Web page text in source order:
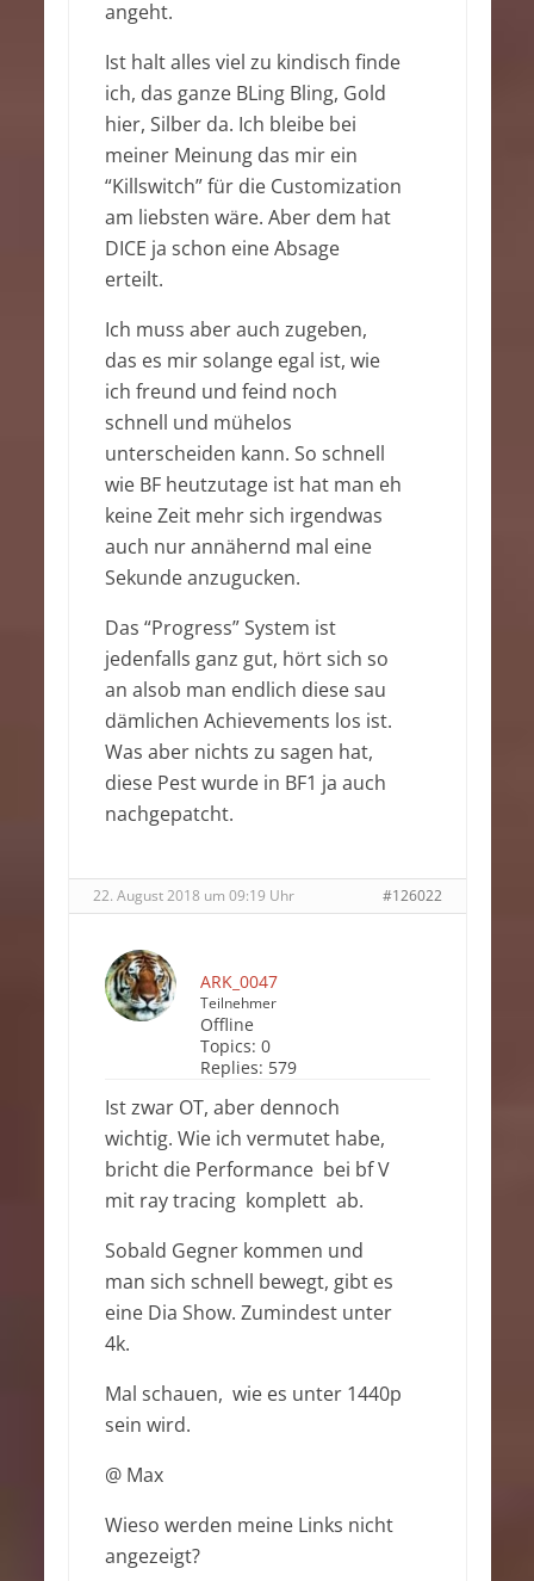
angeht.
Ist halt alles viel zu kindisch finde
ich, das ganze BLing Bling, Gold
hier, Silber da. Ich bleibe bei
meiner Meinung das mir ein
“Killswitch” für die Customization
am liebsten wäre. Aber dem hat
DICE ja schon eine Absage
erteilt.
Ich muss aber auch zugeben,
das es mir solange egal ist, wie
ich freund und feind noch
schnell und mühelos
unterscheiden kann. So schnell
wie BF heutzutage ist hat man eh
keine Zeit mehr sich irgendwas
auch nur annähernd mal eine
Sekunde anzugucken.
Das “Progress” System ist
jedenfalls ganz gut, hört sich so
an alsob man endlich diese sau
dämlichen Achievements los ist.
Was aber nichts zu sagen hat,
diese Pest wurde in BF1 ja auch
nachgepatcht.
22. August 2018 um 09:19 Uhr #126022
ARK_0047
Teilnehmer
Offline
Topics: 0
Replies: 579
Ist zwar OT, aber dennoch
wichtig. Wie ich vermutet habe,
bricht die Performance bei bf V
mit ray tracing komplett ab.
Sobald Gegner kommen und
man sich schnell bewegt, gibt es
eine Dia Show. Zumindest unter
4k.
Mal schauen, wie es unter 1440p
sein wird.
@ Max
Wieso werden meine Links nicht
angezeigt?